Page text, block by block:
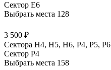
Сектор E6
Выбрать места 128
3 500 ₽
Сектора Н4, Н5, Н6, Р4, Р5, Р6
Сектор P4
Выбрать места 158